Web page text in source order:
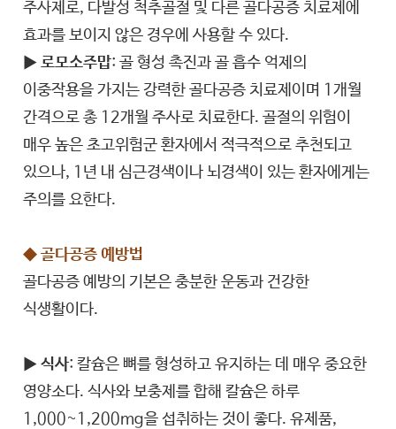
주사제로, 다발성 척추골절 및 다른 골다공증 치료제에
효과를 보이지 않은 경우에 사용할 수 있다.
▶로모소주맙: 골 형성 촉진과 골 흡수 억제의
이중작용을 가지는 강력한 골다공증 치료제이며 1개월
간격으로 총 12개월 주사로 치료한다. 골절의 위험이
매우 높은 초고위험군 환자에서 적극적으로 추천되고
있으나, 1년 내 심근경색이나 뇌경색이 있는 환자에게는
주의를 요한다.
◆ 골다공증 예방법
골다공증 예방의 기본은 충분한 운동과 건강한
식생활이다.
▶ 식사: 칼슘은 뼈를 형성하고 유지하는 데 매우 중요한
영양소다. 식사와 보충제를 합해 칼슘은 하루
1,000~1,200mg을 섭취하는 것이 좋다. 유제품,